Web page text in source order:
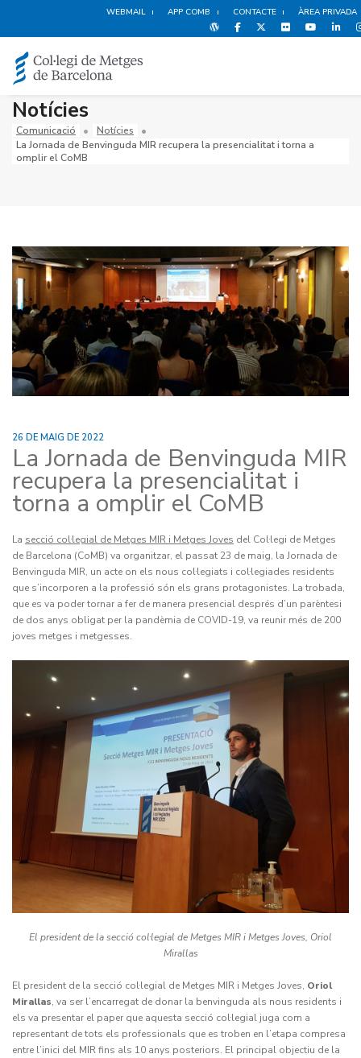
WEBMAIL APP COMB CONTACTE ÀREA PRIVADA
Notícies
Comunicació
Notícies
La Jornada de Benvinguda MIR recupera la presencialitat i torna a
omplir el CoMB
26 DE MAIG DE 2022
La Jornada de Benvinguda MIR
recupera la presencialitat i
torna a omplir el CoMB
La secció col·legial de Metges MIR i Metges Joves del Col·legi de Metges
de Barcelona (CoMB) va organitzar, el passat 23 de maig, la Jornada de
Benvinguda MIR, un acte on els nous col·legiats i col·legiades residents
que s’incorporen a la professió són els grans protagonistes. La trobada,
que es va poder tornar a fer de manera presencial després d’un parèntesi
de dos anys obligat per la pandèmia de COVID-19, va reunir més de 200
joves metges i metgesses.
El president de la secció col·legial de Metges MIR i Metges Joves, Oriol
Mirallas
El president de la secció col·legial de Metges MIR i Metges Joves, Oriol
Mirallas, va ser l’encarregat de donar la benvinguda als nous residents i
els va presentar el paper que aquesta secció col·legial juga com a
representant de tots els professionals que es troben en l’etapa compresa
entre l’inici del MIR fins als 10 anys posteriors. El principal objectiu de la